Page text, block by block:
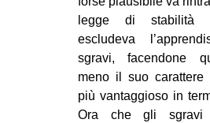
legge di stabilità
escludeva
sgravi, facendone
meno il suo carattere
più vantaggioso in
Ora che gli sgravi